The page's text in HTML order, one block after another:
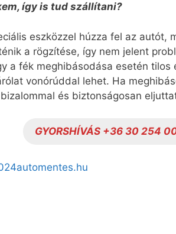
így is tud szállítani?
eszközzel húzza fel az autót,
a rögzítése, így nem jelent
a fék meghibásodása esetén tilos
vonórúddal lehet. Ha
és biztonságosan
GYORSHÍVÁS +36 30 254